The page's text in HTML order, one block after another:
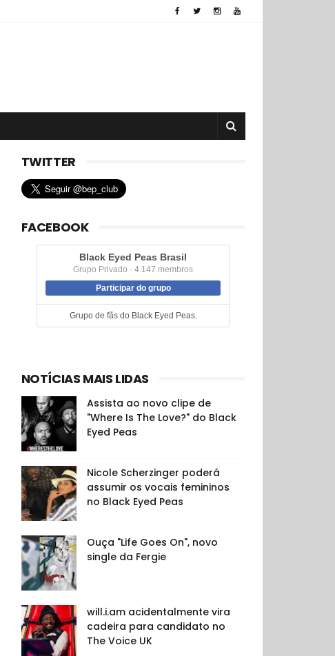
TWITTER
FACEBOOK
Black Eyed Peas Brasil
Grupo Privado · 4.147 membros
Participar do grupo
Grupo de fãs do Black Eyed Peas.
NOTÍCIAS MAIS LIDAS
Assista ao novo clipe de
"Where Is The Love?" do Black
Eyed Peas
Nicole Scherzinger poderá
assumir os vocais femininos
no Black Eyed Peas
Ouça "Life Goes On", novo
single da Fergie
will.i.am acidentalmente vira
cadeira para candidato no
The Voice UK